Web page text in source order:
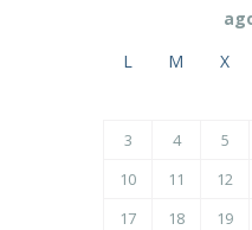
L
M X
3
4 5
10
11 12
17
18 19